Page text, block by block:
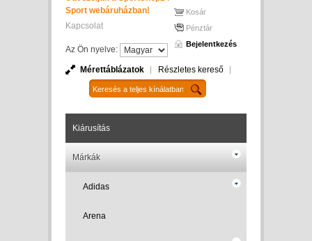
Sport webáruházban!
Kapcsolat
Az Ön nyelve:
Kosár
Pénztár
Bejelentkezés
Mérettáblázatok Részletes kereső
Kiárusítás
Márkák
Adidas
Arena